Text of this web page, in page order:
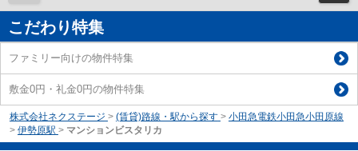
こだわり特集
ファミリー向けの物件特集
敷金0円・礼金0円の物件特集
株式会社ネクステージ > (賃貸)路線・駅から探す > 小田急電鉄小田急小田原線
> 伊勢原駅 > マンションビスタリカ